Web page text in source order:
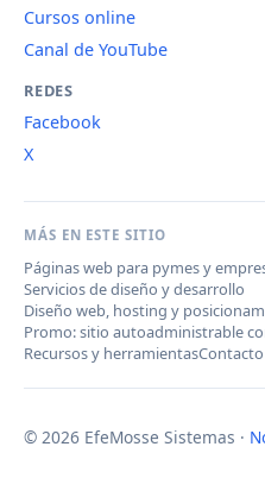
Cursos online
Canal de YouTube
REDES
Facebook
X
MÁS EN ESTE SITIO
Páginas web para pymes y
Servicios de diseño y desarrollo
Diseño web, hosting y
Promo: sitio autoadministrable
Recursos y herramientas
© 2026 EfeMosse Sistemas ·